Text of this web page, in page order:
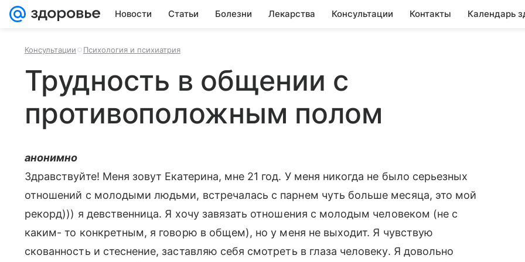
Новости Статьи Болезни Лекарства Консультации Контакты Календарь
Консультации Психология и психиатрия
Трудность в общении с
противоположным полом
анонимно
Здравствуйте! Меня зовут Екатерина, мне 21 год. У меня никогда не было серьезных
отношений с молодыми людьми, встречалась с парнем чуть больше месяца, это мой
рекорд))) я девственница. Я хочу завязать отношения с молодым человеком (не с
каким- то конкретным, я говорю в общем), но у меня не выходит. Я чувствую
скованность и стеснение, заставляю себя смотреть в глаза человеку. Я довольно